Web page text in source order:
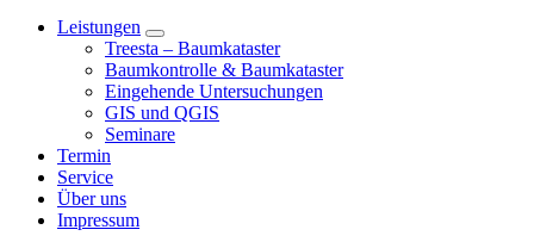
Leistungen
Treesta – Baumkataster
Baumkontrolle & Baumkataster
Eingehende Untersuchungen
GIS und QGIS
Seminare
Termin
Service
Über uns
Impressum